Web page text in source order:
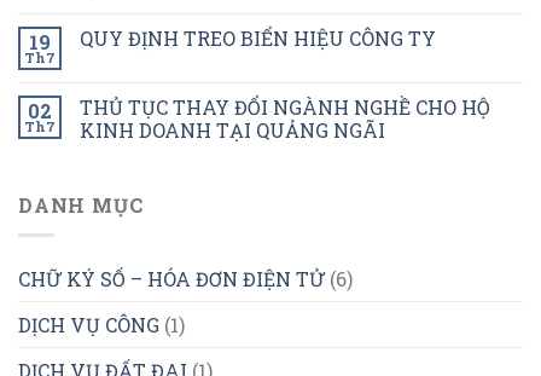
19
Th7
QUY ĐỊNH TREO BIỂN HIỆU CÔNG TY
02
Th7
THỦ TỤC THAY ĐỔI NGÀNH NGHỀ CHO HỘ
KINH DOANH TẠI QUẢNG NGÃI
DANH MỤC
CHỮ KÝ SỐ – HÓA ĐƠN ĐIỆN TỬ(6)
DỊCH VỤ CÔNG (1)
DỊCH VỤ ĐẤT ĐAI (1)